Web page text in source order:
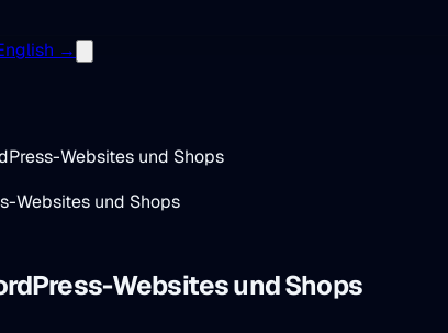
→
Websites und Shops
Websites und Shops